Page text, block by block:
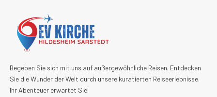
Begeben Sie sich mit uns auf außergewöhnliche Reisen. Entdecken
Sie die Wunder der Welt durch unsere kuratierten Reiseerlebnisse.
Ihr Abenteuer erwartet Sie!